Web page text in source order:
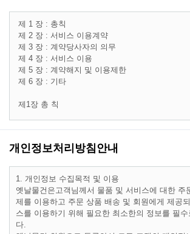
개인정보처리방침안내